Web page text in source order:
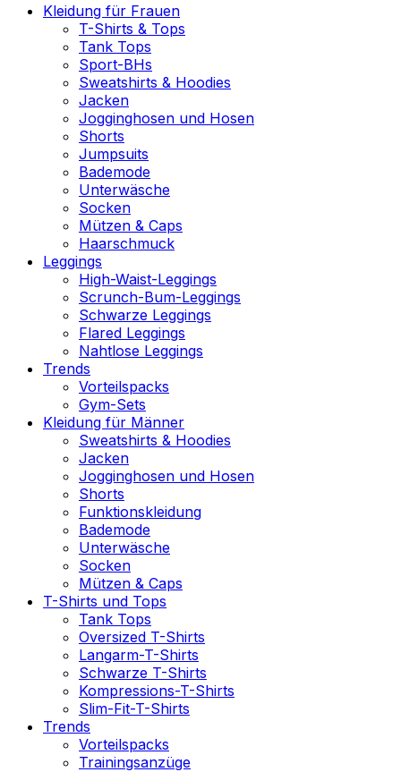
Kleidung für Frauen
T-Shirts & Tops
Tank Tops
Sport-BHs
Sweatshirts & Hoodies
Jacken
Jogginghosen und Hosen
Shorts
Jumpsuits
Bademode
Unterwäsche
Socken
Mützen & Caps
Haarschmuck
Leggings
High-Waist-Leggings
Scrunch-Bum-Leggings
Schwarze Leggings
Flared Leggings
Nahtlose Leggings
Trends
Vorteilspacks
Gym-Sets
Kleidung für Männer
Sweatshirts & Hoodies
Jacken
Jogginghosen und Hosen
Shorts
Funktionskleidung
Bademode
Unterwäsche
Socken
Mützen & Caps
T-Shirts und Tops
Tank Tops
Oversized T-Shirts
Langarm-T-Shirts
Schwarze T-Shirts
Kompressions-T-Shirts
Slim-Fit-T-Shirts
Trends
Vorteilspacks
Trainingsanzüge